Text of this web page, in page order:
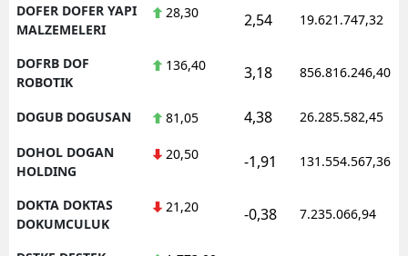
DOFER DOFER YAPI
MALZEMELERI
28,30 2,54 19.621.747,32
DOFRB DOF
ROBOTIK
136,40 3,18 856.816.246,40
DOGUB DOGUSAN 81,05 4,38 26.285.582,45
DOHOL DOGAN
HOLDING
20,50 -1,91 131.554.567,36
DOKTA DOKTAS
DOKUMCULUK
21,20 -0,38 7.235.066,94